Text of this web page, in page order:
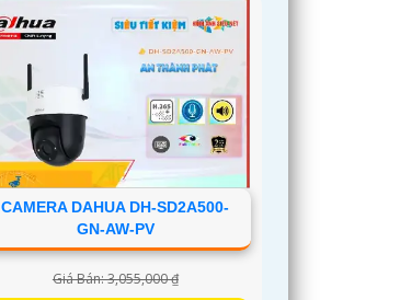
CAMERA DAHUA DH-SD2A500-
GN-AW-PV
Giá Bán: 3,055,000 ₫